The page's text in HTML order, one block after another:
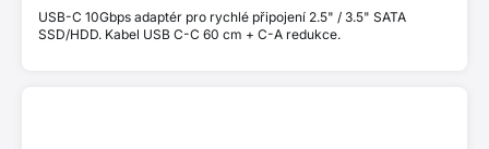
USB-C 10Gbps adaptér pro rychlé připojení 2.5" / 3.5" SATA
SSD/HDD. Kabel USB C-C 60 cm + C-A redukce.